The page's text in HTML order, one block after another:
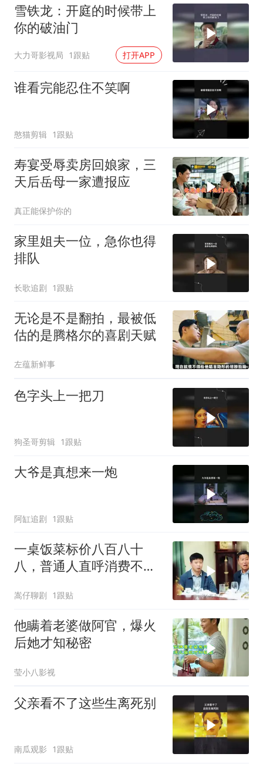
雪铁龙：开庭的时候带上
你的破油门
大力哥影视局 1跟贴 打开APP
谁看完能忍住不笑啊
憨猫剪辑 1跟贴
寿宴受辱卖房回娘家，三
天后岳母一家遭报应
真正能保护你的
家里姐夫一位，急你也得
排队
长歌追剧 1跟贴
无论是不是翻拍，最被低
估的是腾格尔的喜剧天赋
左蕴新鲜事
色字头上一把刀
狗圣哥剪辑 1跟贴
大爷是真想来一炮
阿缸追剧 1跟贴
一桌饭菜标价八百八十
八，普通人直呼消费不
嵩仔聊剧 1跟贴
他瞒着老婆做阿官，爆火
后她才知秘密
莹小八影视
父亲看不了这些生离死别
南瓜观影 1跟贴